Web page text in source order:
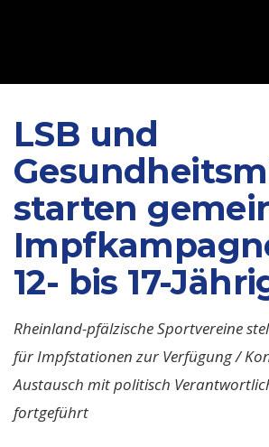
LSB und
starten
12- bis 17-
Rheinland-pfälzische Sportvereine
für Impfstationen zur Verfügung /
Austausch mit politisch
fortgeführt